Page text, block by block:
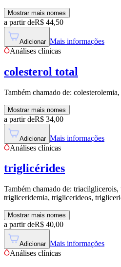
Mostrar mais nomes
a partir deR$ 44,50
Adicionar Mais informações
Análises clínicas
colesterol total
Também chamado de:
Mostrar mais nomes
a partir deR$ 34,00
Adicionar Mais informações
Análises clínicas
triglicérides
Também chamado de: triacilglicerois,
trigliceridemia, triglicerideos,
Mostrar mais nomes
a partir deR$ 40,00
Adicionar Mais informações
Análises clínicas